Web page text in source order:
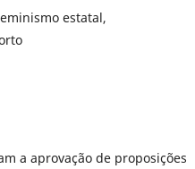
estatal,
a aprovação de proposições